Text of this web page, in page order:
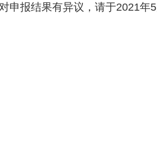
申报结果有异议，请于2021年5